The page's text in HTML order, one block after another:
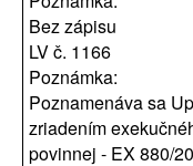
Bez zápisu
LV č. 1166
Poznámka:
Poznamenáva sa
zriadením
povinnej - EX 880/